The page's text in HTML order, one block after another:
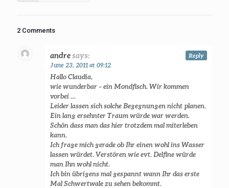
2 Comments
andresays:
June 23, 2011 at 09:12
Hallo Claudia,
wie wunderbar – ein Mondfisch. Wir kommen
vorbei …
Leider lassen sich solche Begegnungen nicht planen.
Ein lang ersehnter Traum würde war werden.
Schön dass man das hier trotzdem mal miterleben
kann.
Ich frage mich gerade ob Ihr einen wohl ins Wasser
lassen würdet. Verstören wie evt. Delfine würde
man Ihn wohl nicht.
Ich bin übrigens mal gespannt wann Ihr das erste
Mal Schwertwale zu sehen bekommt.
Reply